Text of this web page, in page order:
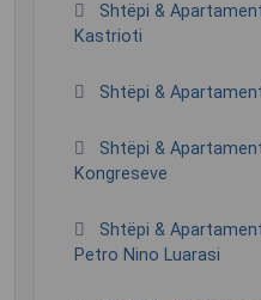
Shtëpi &
Kastrioti
Shtëpi &
Shtëpi &
Kongreseve
Shtëpi &
Petro Nino Luarasi